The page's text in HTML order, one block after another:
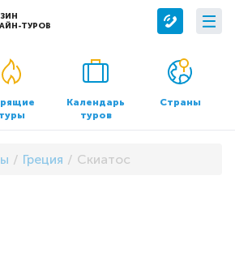
ТУРОВ
О компании
О нас
Контакты
Документы и реквизиты
туры
Календарь
туров
Страны
Греция Скиатос